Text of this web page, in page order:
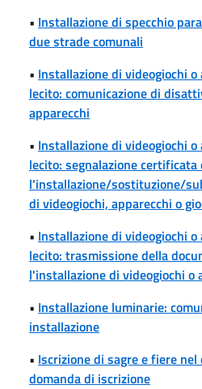
• Installazione di specchio
due strade comunali
• Installazione di videogiochi
lecito: comunicazione di
apparecchi
• Installazione di videogiochi
lecito: segnalazione
l'installazione/sostituzione/
di videogiochi, apparecchi o
• Installazione di videogiochi
lecito: trasmissione della
l'installazione di videogiochi o
• Installazione luminarie:
installazione
• Iscrizione di sagre e fiere
domanda di iscrizione